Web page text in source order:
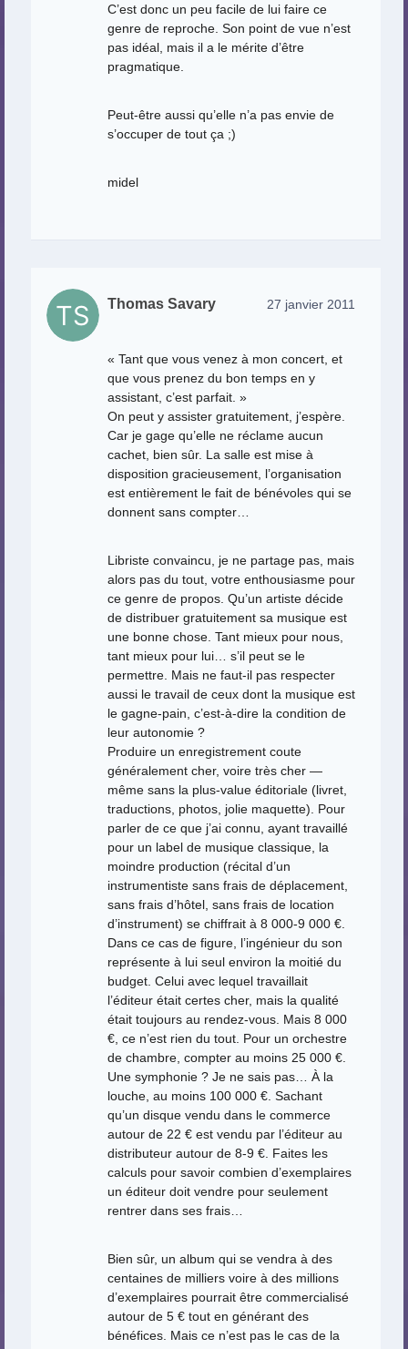
C’est donc un peu facile de lui faire ce
genre de reproche. Son point de vue n’est
pas idéal, mais il a le mérite d’être
pragmatique.
Peut-être aussi qu’elle n’a pas envie de
s’occuper de tout ça ;)
midel
Thomas Savary 27 janvier 2011
« Tant que vous venez à mon concert, et
que vous prenez du bon temps en y
assistant, c’est parfait. »
On peut y assister gratuitement, j’espère.
Car je gage qu’elle ne réclame aucun
cachet, bien sûr. La salle est mise à
disposition gracieusement, l’organisation
est entièrement le fait de bénévoles qui se
donnent sans compter…
Libriste convaincu, je ne partage pas, mais
alors pas du tout, votre enthousiasme pour
ce genre de propos. Qu’un artiste décide
de distribuer gratuitement sa musique est
une bonne chose. Tant mieux pour nous,
tant mieux pour lui… s’il peut se le
permettre. Mais ne faut-il pas respecter
aussi le travail de ceux dont la musique est
le gagne-pain, c’est-à-dire la condition de
leur autonomie ?
Produire un enregistrement coute
généralement cher, voire très cher —
même sans la plus-value éditoriale (livret,
traductions, photos, jolie maquette). Pour
parler de ce que j’ai connu, ayant travaillé
pour un label de musique classique, la
moindre production (récital d’un
instrumentiste sans frais de déplacement,
sans frais d’hôtel, sans frais de location
d’instrument) se chiffrait à 8 000-9 000 €.
Dans ce cas de figure, l’ingénieur du son
représente à lui seul environ la moitié du
budget. Celui avec lequel travaillait
l’éditeur était certes cher, mais la qualité
était toujours au rendez-vous. Mais 8 000
€, ce n’est rien du tout. Pour un orchestre
de chambre, compter au moins 25 000 €.
Une symphonie ? Je ne sais pas… À la
louche, au moins 100 000 €. Sachant
qu’un disque vendu dans le commerce
autour de 22 € est vendu par l’éditeur au
distributeur autour de 8-9 €. Faites les
calculs pour savoir combien d’exemplaires
un éditeur doit vendre pour seulement
rentrer dans ses frais…
Bien sûr, un album qui se vendra à des
centaines de milliers voire à des millions
d’exemplaires pourrait être commercialisé
autour de 5 € tout en générant des
bénéfices. Mais ce n’est pas le cas de la